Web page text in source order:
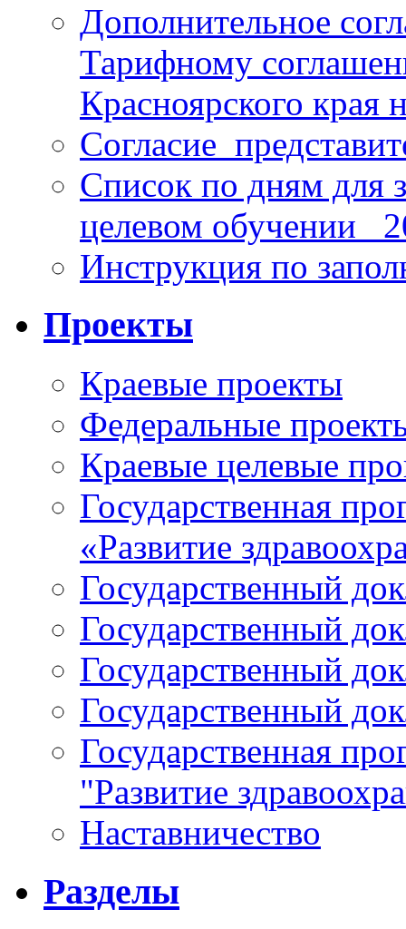
Дополнительное
Тарифному
Красноярского края
Список по дням для
целевом обучении_
Инструкция по
Проекты
Краевые проекты
Федеральные
Краевые целевые
Государственная
«Развитие
Государственный
Государственный
Государственный
Государственный
Государственная
"Развитие
Наставничество
Разделы